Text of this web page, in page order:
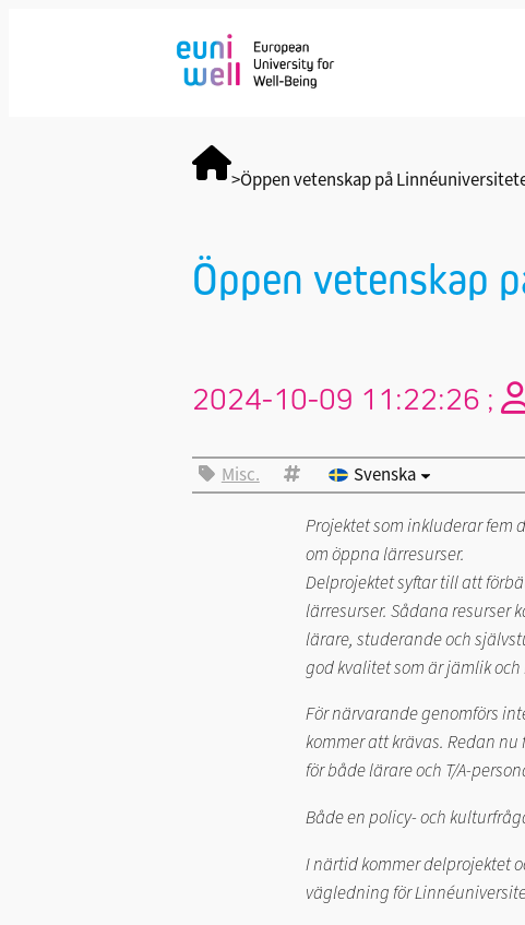
>Öppen vetenskap på
Öppen vetenskap
2024-10-09 11:22:26 ;
Misc.
Svenska
Projektet som inkluderar fem
om öppna lärresurser.
Delprojektet syftar till att
lärresurser. Sådana
lärare, studerande och
god kvalitet som är jämlik
För närvarande genomförs
kommer att krävas. Redan
för både lärare och T/A-
Både en policy- och
I närtid kommer delprojektet
vägledning för